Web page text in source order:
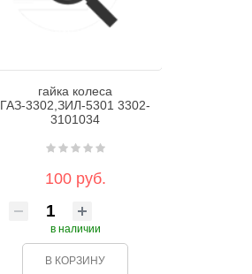
гайка колеса
ГАЗ-3302,ЗИЛ-5301 3302-
3101034
100 руб.
в наличии
В КОРЗИНУ